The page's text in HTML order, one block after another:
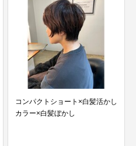
コンパクトショート×白髪活かし
カラー×白髪ぼかし